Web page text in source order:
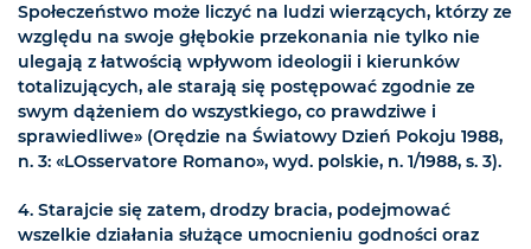
Społeczeństwo może liczyć na ludzi wierzących, którzy ze
względu na swoje głębokie przekonania nie tylko nie
ulegają z łatwością wpływom ideologii i kierunków
totalizujących, ale starają się postępować zgodnie ze
swym dążeniem do wszystkiego, co prawdziwe i
sprawiedliwe» (Orędzie na Światowy Dzień Pokoju 1988,
n. 3: «LOsservatore Romano», wyd. polskie, n. 1/1988, s. 3).
4. Starajcie się zatem, drodzy bracia, podejmować
wszelkie działania służące umocnieniu godności oraz